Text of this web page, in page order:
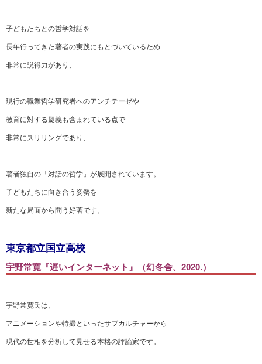
子どもたちとの哲学対話を
長年行ってきた著者の実践にもとづいているため
非常に説得力があり、
現行の職業哲学研究者へのアンチテーゼや
教育に対する疑義も含まれている点で
非常にスリリングであり、
著者独自の「対話の哲学」が展開されています。
子どもたちに向き合う姿勢を
新たな局面から問う好著です。
東京都立国立高校
宇野常寛『遅いインターネット』（幻冬舎、2020.）
宇野常寛氏は、
アニメーションや特撮といったサブカルチャーから
現代の世相を分析して見せる本格の評論家です。